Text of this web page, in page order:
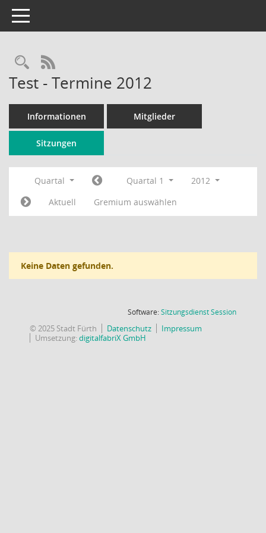
Toggle navigation
Rechercheauswahl
RSS-Feed
Test - Termine 2012
Informationen Mitglieder
Sitzungen
Quartal Quartal 1
2012
Aktuell
Gremium auswählen
Keine Daten gefunden.
Software:SitzungsdienstSession(Wird in
© 2025 Stadt Fürth Datenschutz
Impressum
Umsetzung:digitalfabriX GmbH